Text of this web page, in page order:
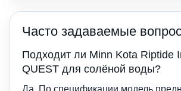
Часто задаваемые
Подходит ли Minn Kota Riptide
QUEST для солёной воды?
Да. По спецификации модель